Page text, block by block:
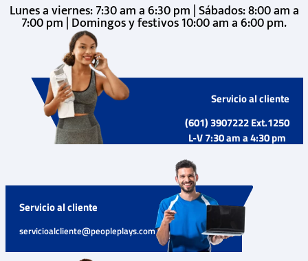
Lunes a viernes: 7:30 am a 6:30 pm | Sábados: 8:00 am a
7:00 pm | Domingos y festivos 10:00 am a 6:00 pm.
Servicio al cliente
(601) 3907222 Ext.1250
L-V 7:30 am a 4:30 pm
Servicio al cliente
servicioalcliente@peopleplays.com